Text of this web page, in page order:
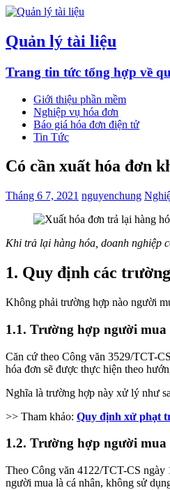
Quản lý tài liệu
Trang tin tức tổng hợp về
Giới thiệu phần mềm
Nghiệp vụ hóa đơn
Báo giá hóa đơn điện tử
Tin Tức
Có cần xuất hóa đơn
Tháng 6 7, 2021 nguyenchung
Khi trả lại hàng hóa, doanh nghiệp
1. Quy định các
Không phải trường hợp nào người
1.1. Trường hợp người mua
Căn cứ theo Công văn 3529/TCT-
hóa đơn sẽ được thực hiện theo
Nghĩa là trường hợp này xử lý như
>> Tham khảo: Quy định xử phạt
1.2. Trường hợp người
Theo Công văn 4122/TCT-CS
người mua là cá nhân, không sử